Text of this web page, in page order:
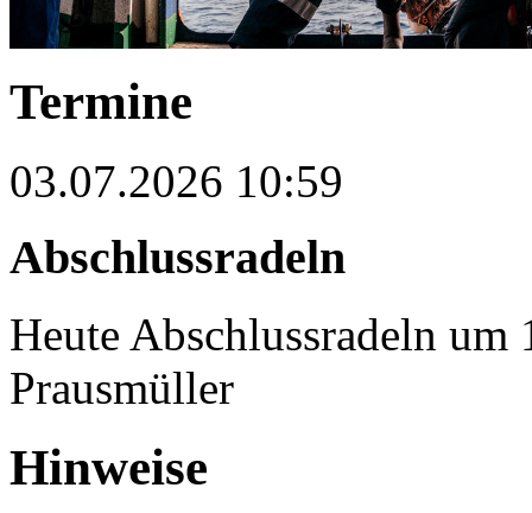
Termine
03.07.2026 10:59
Abschlussradeln
Heute Abschlussradeln
Prausmüller
Hinweise